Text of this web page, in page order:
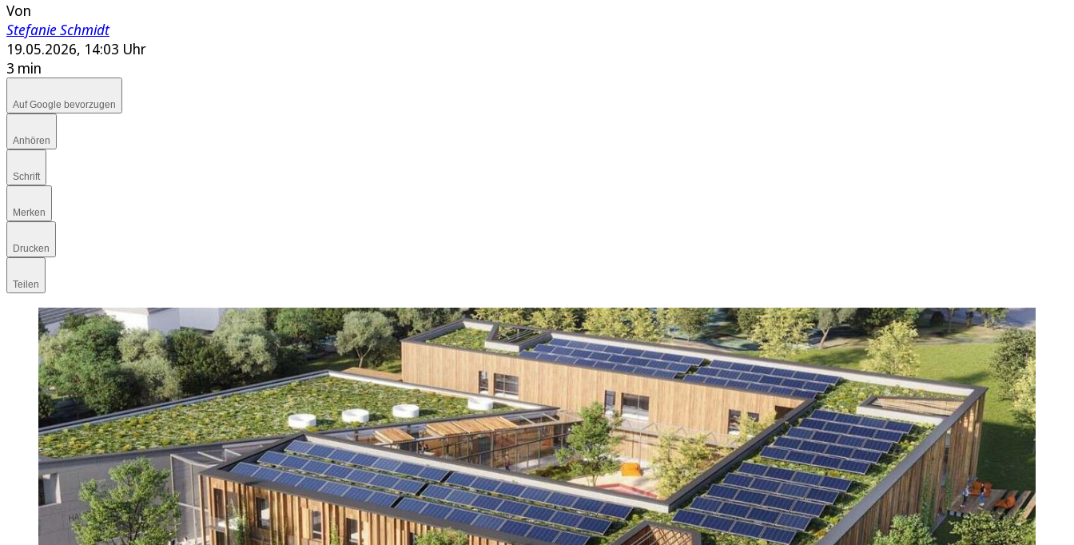
Von
Stefanie Schmidt
19.05.2026, 14:03 Uhr
3 min
Auf Google bevorzugen
Anhören
Schrift
Merken
Drucken
Teilen